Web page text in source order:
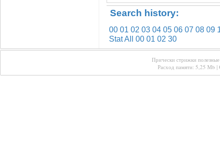
Search history:
00 01 02 03 04 05 06 07 08 09
Stat All 00 01 02 30
Прически стрижки
Расход памяти: 5,25 Mb |